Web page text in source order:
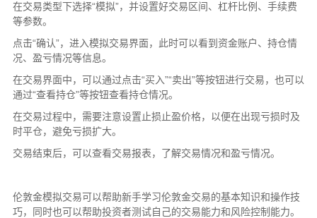
在交易类型下选择“模拟”，并设置好交易区间、杠杆比例、手续费
等参数。
点击“确认”，进入模拟交易界面，此时可以看到资金账户、持仓情
况、盈亏情况等信息。
在交易界面中，可以通过点击“买入”“卖出”等按钮进行交易，也可以
通过“查看持仓”等按钮查看持仓情况。
在交易过程中，需要注意设置止损止盈价格，以便在出现亏损时及
时平仓，避免亏损扩大。
交易结束后，可以查看交易报表，了解交易情况和盈亏情况。
伦敦金模拟交易可以帮助新手学习伦敦金交易的基本知识和操作技
巧，同时也可以帮助投资者测试自己的交易能力和风险控制能力。